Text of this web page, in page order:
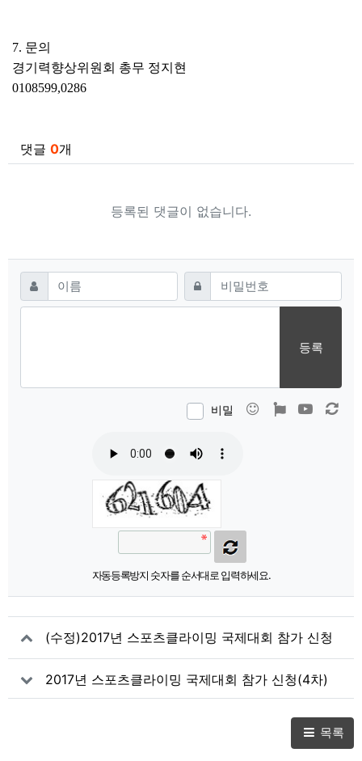
7. 문의
경기력향상위원회 총무 정지현
0108599,0286
댓글 0개
등록된 댓글이 없습니다.
댓글쓰기
이름 필수 비밀번호필수
등록
비밀 이모티콘폰트어썸
동영상
자동등록방지 숫자를 순서대로 입력하세요.
(수정)2017년 스포츠클라이밍 국제대회 참가 신청
(5차) - 아시안컵 왕샨산 대회
2017년 스포츠클라이밍 국제대회 참가 신청(4차)
- 우장 Wujiang (CHN)
목록